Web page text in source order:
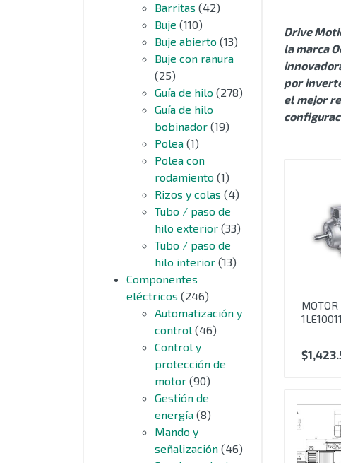
SIN CATEGORIZAR
Barritas (42)
Buje (110)
Buje abierto (13)
Buje con ranura
(25)
Guía de hilo (278)
Guía de hilo
bobinador (19)
Polea (1)
Polea con
rodamiento (1)
Rizos y colas (4)
Tubo / paso de
hilo exterior (33)
Tubo / paso de
hilo interior (13)
Componentes
eléctricos (246)
Automatización y
control (46)
Control y
protección de
motor (90)
Gestión de
energía (8)
Mando y
señalización (46)
Drive
la marca
por
el mejor
MOTOR
$